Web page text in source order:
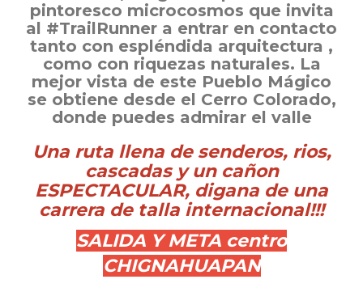
pintoresco microcosmos que invita
al #TrailRunner a entrar en contacto
tanto con espléndida arquitectura ,
como con riquezas naturales. La
mejor vista de este Pueblo Mágico
se obtiene desde el Cerro Colorado,
donde puedes admirar el valle
Una ruta llena de senderos, rios,
cascadas y un cañon
ESPECTACULAR, digana de una
carrera de talla internacional!!!
SALIDA Y META centro
CHIGNAHUAPAN